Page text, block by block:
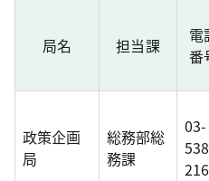
局名 担当課
電
番
政策企画
局
総務部総
務課
03-